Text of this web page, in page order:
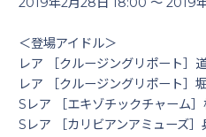
＜登場アイドル＞
レア ［クルージングリポート］
レア ［クルージングリポート］
Sレア ［エキゾチックチャーム
Sレア ［カリビアンアミューズ］